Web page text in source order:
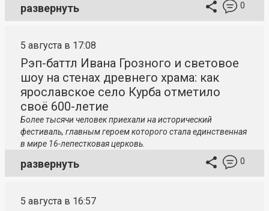
развернуть 0
5 августа в 17:08
Рэп-баттл Ивана Грозного и световое
шоу на стенах древнего храма: как
ярославское село Курба отметило
своё 600-летие
Более тысячи человек приехали на исторический
фестиваль, главным героем которого стала единственная
в мире 16-лепестковая церковь.
развернуть 0
5 августа в 16:57